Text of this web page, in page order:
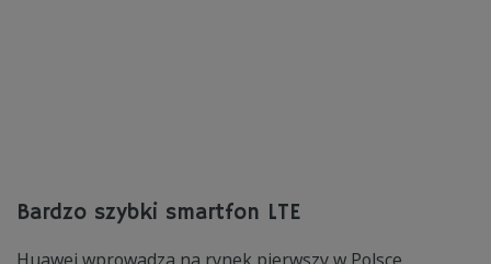
Bardzo szybki smartfon LTE